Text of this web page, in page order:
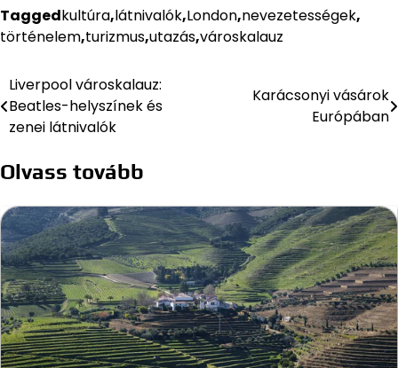
Taggedkultúra,látnivalók,London,nevezetességek,
történelem,turizmus,utazás,városkalauz
Bejegyzés
navigáció
Liverpool városkalauz:
Beatles-helyszínek és
zenei látnivalók
Karácsonyi vásárok
Európában
Olvass tovább